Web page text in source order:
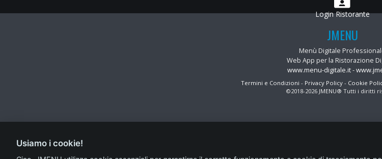
Login Ristorante
JMENU
Menù Digitale
Web App per la Ristorazione
www.menu-digitale.it-
Termini e Condizioni - Privacy Policy - Cookie
©2018-2026 JMENU® Tutti i diritti
Usiamo i cookie!